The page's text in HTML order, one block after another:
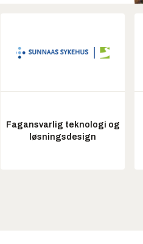
Fagansvarlig teknologi og
løsningsdesign